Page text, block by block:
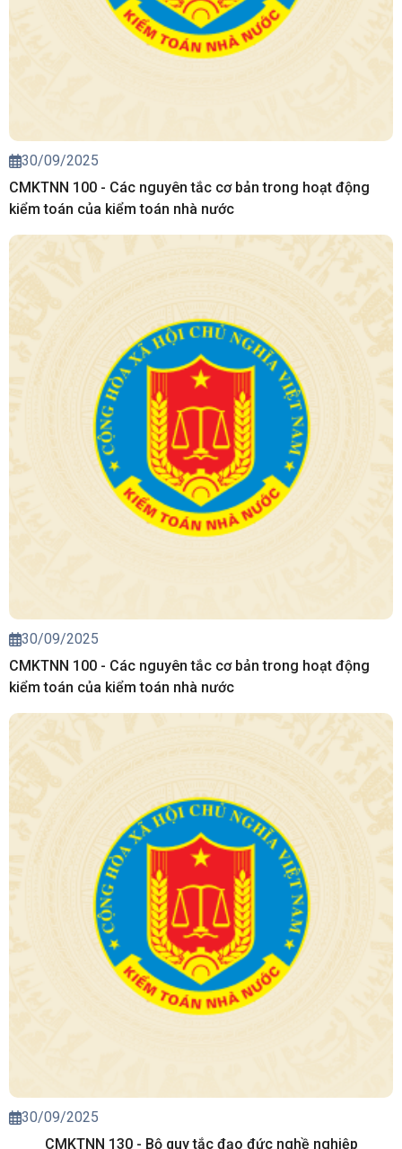
30/09/2025
CMKTNN 100 - Các nguyên tắc cơ bản trong hoạt động
kiểm toán của kiểm toán nhà nước
30/09/2025
CMKTNN 100 - Các nguyên tắc cơ bản trong hoạt động
kiểm toán của kiểm toán nhà nước
30/09/2025
CMKTNN 130 - Bộ quy tắc đạo đức nghề nghiệp